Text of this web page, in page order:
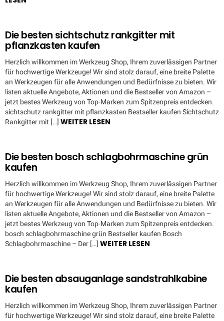
Die besten sichtschutz rankgitter mit
pflanzkasten kaufen
Herzlich willkommen im Werkzeug Shop, Ihrem zuverlässigen Partner
für hochwertige Werkzeuge! Wir sind stolz darauf, eine breite Palette
an Werkzeugen für alle Anwendungen und Bedürfnisse zu bieten. Wir
listen aktuelle Angebote, Aktionen und die Bestseller von Amazon –
jetzt bestes Werkzeug von Top-Marken zum Spitzenpreis entdecken.
sichtschutz rankgitter mit pflanzkasten Bestseller kaufen Sichtschutz
Rankgitter mit […] WEITER LESEN
Die besten bosch schlagbohrmaschine grün
kaufen
Herzlich willkommen im Werkzeug Shop, Ihrem zuverlässigen Partner
für hochwertige Werkzeuge! Wir sind stolz darauf, eine breite Palette
an Werkzeugen für alle Anwendungen und Bedürfnisse zu bieten. Wir
listen aktuelle Angebote, Aktionen und die Bestseller von Amazon –
jetzt bestes Werkzeug von Top-Marken zum Spitzenpreis entdecken.
bosch schlagbohrmaschine grün Bestseller kaufen Bosch
Schlagbohrmaschine – Der […] WEITER LESEN
Die besten absauganlage sandstrahlkabine
kaufen
Herzlich willkommen im Werkzeug Shop, Ihrem zuverlässigen Partner
für hochwertige Werkzeuge! Wir sind stolz darauf, eine breite Palette